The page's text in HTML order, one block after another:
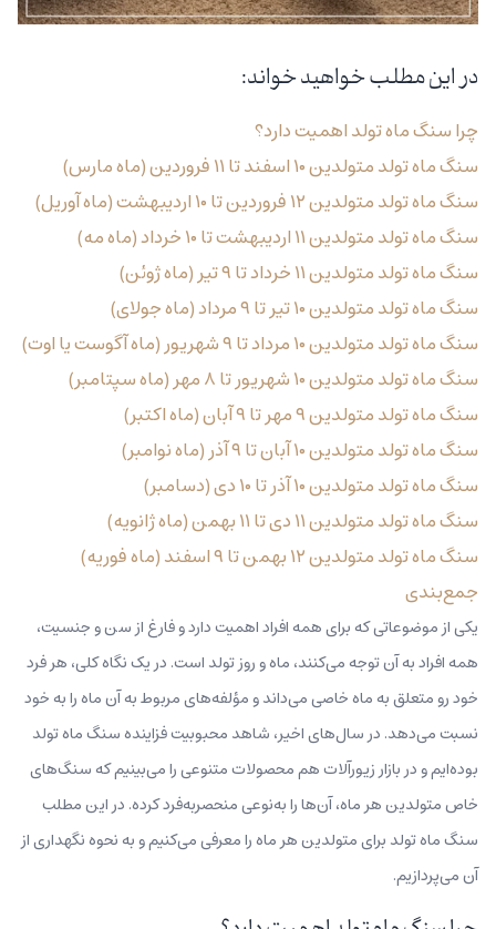
در این مطلب خواهید خواند:
چرا سنگ ماه تولد اهمیت دارد؟
سنگ ماه تولد متولدین ۱۰ اسفند تا ۱۱ فروردین (ماه مارس)
سنگ ماه تولد متولدین ۱۲ فروردین تا ۱۰ اردیبهشت (ماه آوریل)
سنگ ماه تولد متولدین ۱۱ اردیبهشت تا ۱۰ خرداد (ماه مه)
سنگ ماه تولد متولدین ۱۱ خرداد تا ۹ تیر (ماه ژوئن)
سنگ ماه تولد متولدین ۱۰ تیر تا ۹ مرداد (ماه جولای)
سنگ ماه تولد متولدین ۱۰ مرداد تا ۹ شهریور (ماه آگوست یا اوت)
سنگ ماه تولد متولدین ۱۰ شهریور تا ۸ مهر (ماه سپتامبر)
سنگ ماه تولد متولدین ۹ مهر تا ۹ آبان (ماه اکتبر)
سنگ ماه تولد متولدین ۱۰ آبان تا ۹ آذر (ماه نوامبر)
سنگ ماه تولد متولدین ۱۰ آذر تا ۱۰ دی (دسامبر)
سنگ ماه تولد متولدین ۱۱ دی تا ۱۱ بهمن (ماه ژانویه)
سنگ ماه تولد متولدین ۱۲ بهمن تا ۹ اسفند (ماه فوریه)
جمع‌بندی
یکی از موضوعاتی که برای همه افراد اهمیت دارد و فارغ از سن و جنسیت،
همه افراد به آن توجه می‌کنند، ماه و روز تولد است. در یک نگاه کلی، هر فرد
خود رو متعلق به ماه خاصی می‌داند و مؤلفه‌های مربوط به آن ماه را به خود
نسبت می‌دهد. در سال‌های اخیر، شاهد محبوبیت فزاینده سنگ‌ ماه تولد
بوده‌ایم و در بازار زیورآلات هم محصولات متنوعی را می‌بینیم که سنگ‌های
خاص متولدین هر ماه، آن‌ها را به‌نوعی منحصربه‌فرد کرده. در این مطلب
سنگ ماه تولد برای متولدین هر ماه را معرفی می‌کنیم و به نحوه نگهداری از
آن می‌پردازیم.